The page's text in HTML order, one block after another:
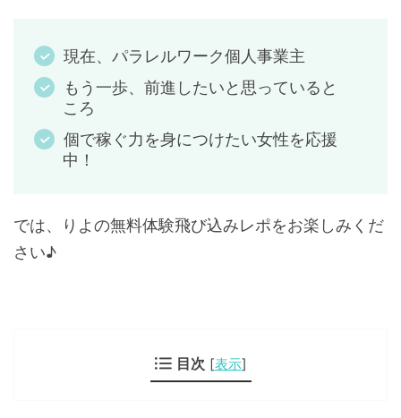
現在、パラレルワーク個人事業主
もう一歩、前進したいと思っていると
ころ
個で稼ぐ力を身につけたい女性を応援
中！
では、りよの無料体験飛び込みレポをお楽しみくだ
さい♪
目次 [表示]